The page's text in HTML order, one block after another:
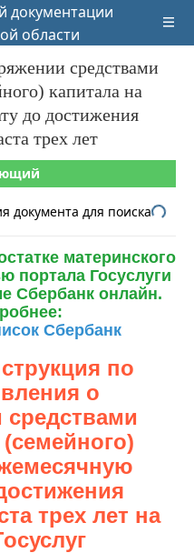
документации
области
средствами
капитала на
до достижения
трех лет
документа для поиска
материнского
портала Госуслуги
Сбербанк онлайн.
Сбербанк
по
о
трех лет на